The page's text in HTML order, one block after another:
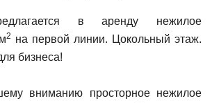
в аренду нежилое
2 на первой линии. Цокольный этаж.
бизнеса!
вниманию просторное нежилое